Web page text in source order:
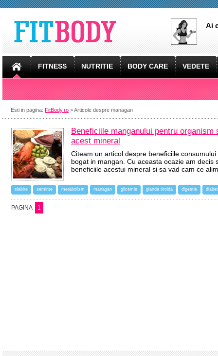
Ai
FITNESS NUTRITIE BODY CARE VEDETE
Esti in pagina: FitBody.ro > Articole despre managan
Beneficiile manganului pentru
acest mineral
Citeam un articol despre beneficiile
bogat in mangan. Cu aceasta ocazie am decis
beneficiile acestui mineral si sa vad cam ce
slabire seminte metabolism managan glicemie glanda tiroida digestie diabet
PAGINA 1